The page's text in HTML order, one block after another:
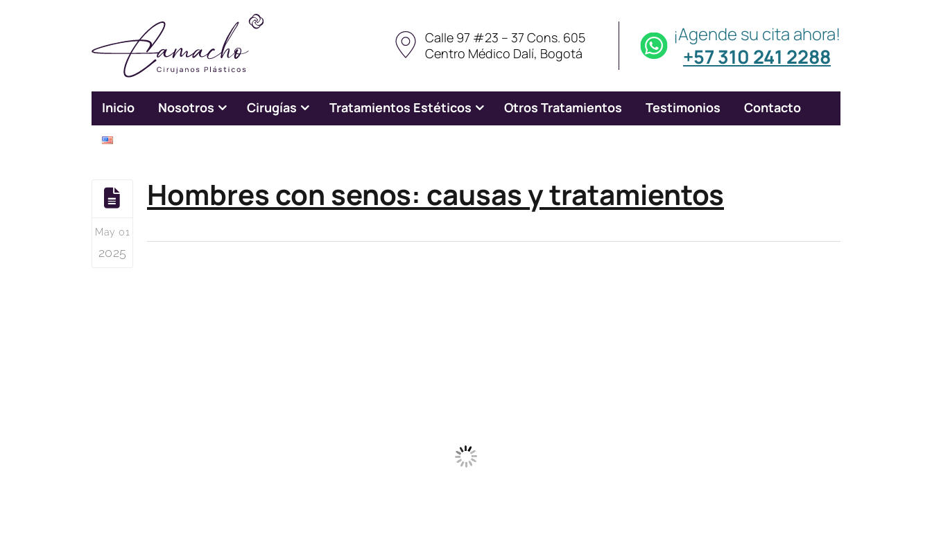
Calle 97 #23 – 37 Cons. 605
Centro Médico Dalí, Bogotá
¡Agende su cita ahora!
+57 310 241 2288
Inicio Nosotros Cirugías Tratamientos Estéticos Otros Tratamientos Testimonios
Contacto
May 01
2025
Hombres con senos: causas​ y tratamientos